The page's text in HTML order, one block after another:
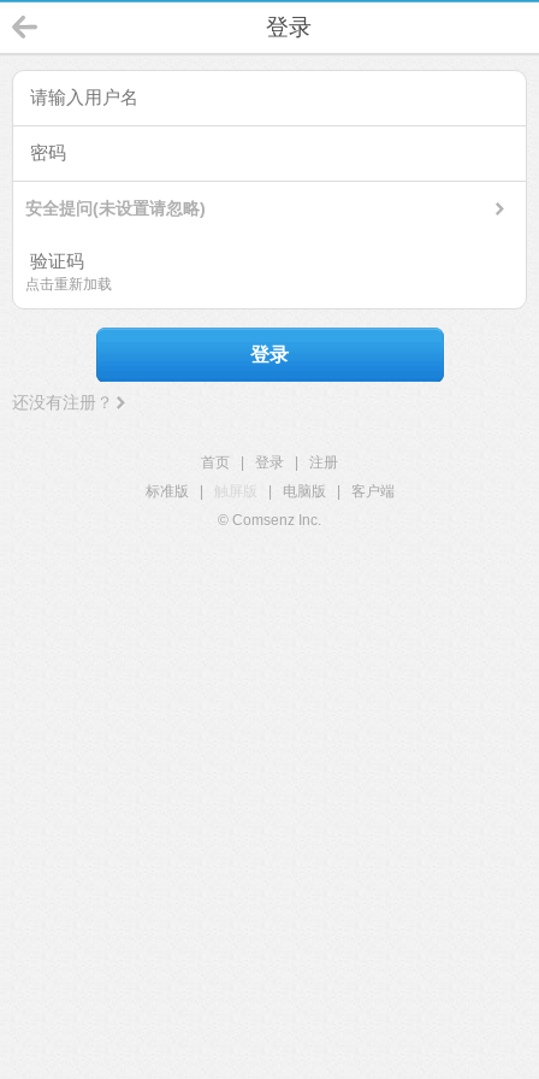
登录
安全提问(未设置请忽略)
点击重新加载
登录
还没有注册？
首页 登录
注册
标准版
触屏版 电脑版
客户端
© Comsenz Inc.